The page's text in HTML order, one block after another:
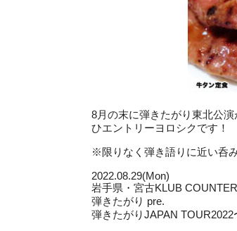
8月の末に弾きたがり東北公
ひエントリーヨロシクです！
※限りなく弾き語りに近い呑
2022.08.29(Mon)
岩手県・宮古KLUB
弾きたがり pre.
弾きたがりJAPAN TOUR2022